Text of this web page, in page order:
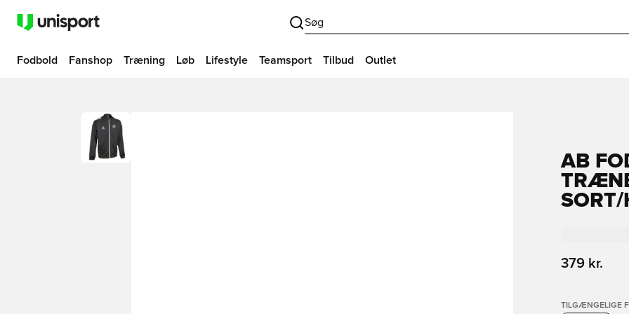
Søg
Fodbold Fanshop Træning Løb Lifestyle Teamsport Tilbud Outlet
AB
379 kr.
TILGÆNGELIGE